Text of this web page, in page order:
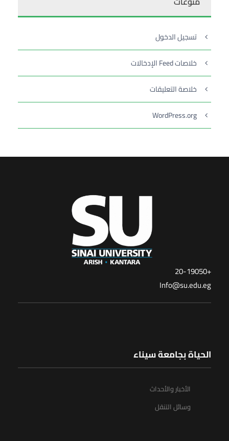
تسجيل الدخول
خلاصات Feed الإدخالات
خلاصة التعليقات
WordPress.org
+20-19050
Info@su.edu.eg
الحياة بجامعة سيناء
الأخبار والأحداث
وسائل التنقل